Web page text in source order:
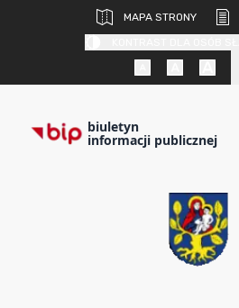
MAPA STRONY
biuletyn
informacji publicznej